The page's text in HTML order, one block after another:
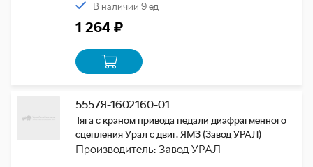
В наличии 9 ед
1 264 ₽
5557Я-1602160-01
Тяга с краном привода педали диафрагменного
сцепления Урал с двиг. ЯМЗ (Завод УРАЛ)
Производитель: Завод УРАЛ